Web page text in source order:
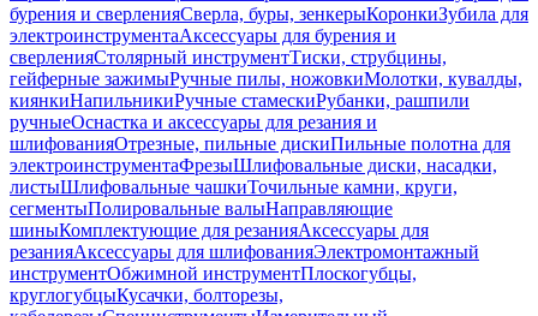
бурения и сверленияСверла, буры, зенкерыКоронкиЗубила для
электроинструментаАксессуары для бурения и
сверленияСтолярный инструментТиски, струбцины,
гейферные зажимыРучные пилы, ножовкиМолотки, кувалды,
киянкиНапильникиРучные стамескиРубанки, рашпили
ручныеОснастка и аксессуары для резания и
шлифованияОтрезные, пильные дискиПильные полотна для
электроинструментаФрезыШлифовальные диски, насадки,
листыШлифовальные чашкиТочильные камни, круги,
сегментыПолировальные валыНаправляющие
шиныКомплектующие для резанияАксессуары для
резанияАксессуары для шлифованияЭлектромонтажный
инструментОбжимной инструментПлоскогубцы,
круглогубцыКусачки, болторезы,